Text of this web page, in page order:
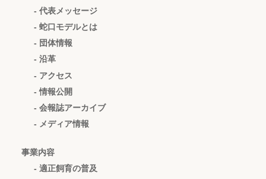
- 代表メッセージ
- 蛇口モデルとは
- 団体情報
- 沿革
- アクセス
- 情報公開
- 会報誌アーカイブ
- メディア情報
事業内容
- 適正飼育の普及